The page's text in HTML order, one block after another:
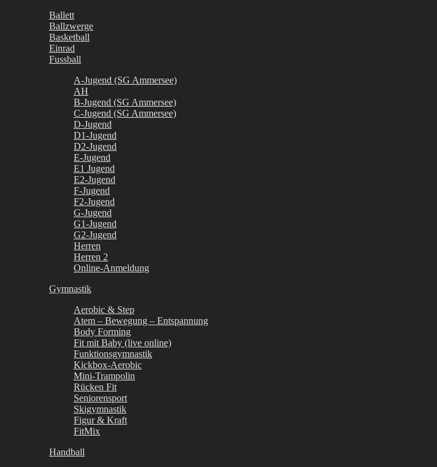
Ballett
Ballzwerge
Basketball
Einrad
Fussball
A-Jugend (SG Ammersee)
AH
B-Jugend (SG Ammersee)
C-Jugend (SG Ammersee)
D-Jugend
D1-Jugend
D2-Jugend
E-Jugend
E1 Jugend
E2-Jugend
F-Jugend
F2-Jugend
G-Jugend
G1-Jugend
G2-Jugend
Herren
Herren 2
Online-Anmeldung
Gymnastik
Aerobic & Step
Atem – Bewegung – Entspannung
Body Forming
Fit mit Baby (live online)
Funktionsgymnastik
Kickbox-Aerobic
Mini-Trampolin
Rücken Fit
Seniorensport
Skigymnastik
Figur & Kraft
FitMix
Handball